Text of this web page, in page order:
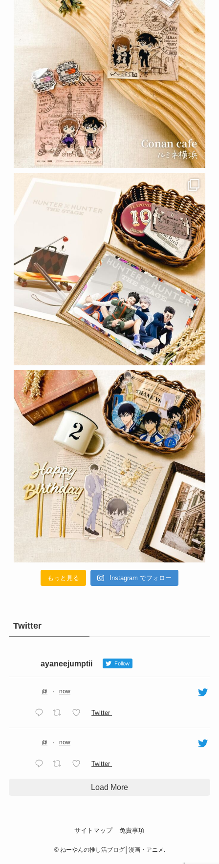
もっと見る Instagram でフォロー
Twitter
ayaneejumptii Follow
@ · now
Twitter
@ · now
Twitter
Load More
サイトマップ 免責事項
©ねーやんの推し活ブログ│漫画・アニメ.